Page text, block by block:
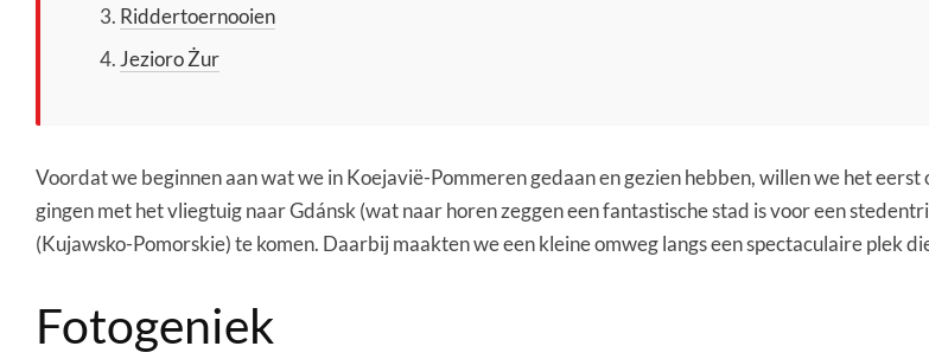
Riddertoernooien
Jezioro Żur
Voordat we beginnen aan wat we in Koejavië-Pommeren gedaan en gezien hebben, willen we het
gingen met het vliegtuig naar Gdánsk (wat naar horen zeggen een fantastische stad is voor een
(Kujawsko-Pomorskie) te komen. Daarbij maakten we een kleine omweg langs een spectaculaire plek
Fotogeniek